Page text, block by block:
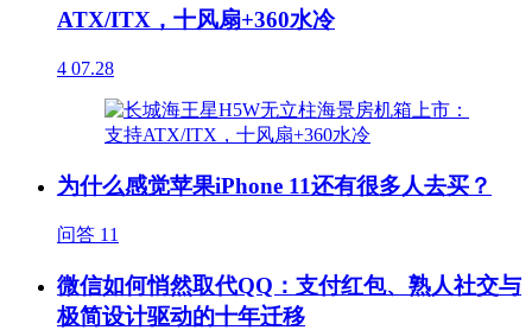
ATX/ITX，十风扇+360水冷
4 07.28
为什么感觉苹果iPhone 11还有很多人去买？
问答 11
微信如何悄然取代QQ：支付红包、熟人社交与
极简设计驱动的十年迁移